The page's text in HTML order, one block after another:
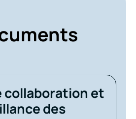
collaboration et
des